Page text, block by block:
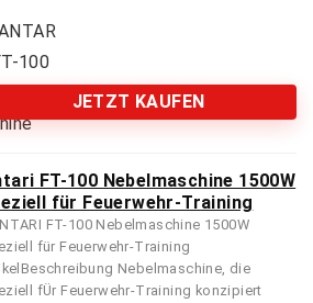
JETZT KAUFEN
FT-100 Nebelmaschine 1500W
für Feuerwehr-Training
FT-100 Nebelmaschine 1500W
für Feuerwehr-Training
Nebelmaschine, die
fÜr Feuerwehr-Training konzipiert